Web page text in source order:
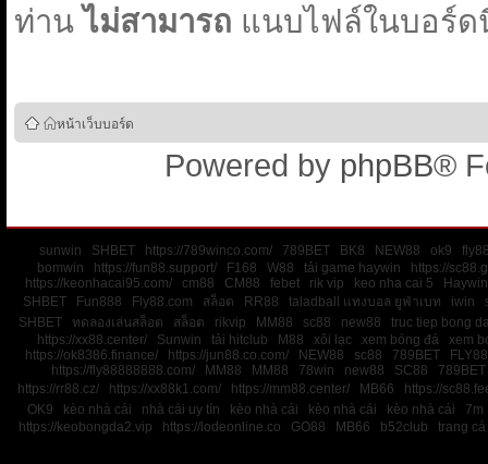
ท่านไม่สามารถ แนบไฟล์ในบอร์ด
หน้าเว็บบอร์ด
Powered by phpBB®
sunwin SHBET https://789winco.com/ 789BET BK8 NEW88 ok9
bomwin
https://fun88.support/ F168 W88 tải game haywin
https://
https://keonhacai95.com/
cm88 CM88 febet rik vip keo nha cai 5
Haywin
SHBET
Fun888 Fly88.com สล็อต RR88 taladball แทงบอล ยูฟ่าเบท iwin
SHBET
ทดลองเล่นสล็อต สล็อต rikvip MM88 sc88 new88
truc tiep bong
https://xx88.center/
Sunwin tải hitclub M88 xôi lạc xem bóng đá
xem
https://ok8386.finance/
https://jun88.co.com/ NEW88 sc88 789BET
FLY88
https://fly88888888.com/
MM88 MM88 78win new88 SC88
789BET
https://rr88.cz/
https://xx88k1.com/ https://mm88.center/ MB66
https://
OK9
kèo nhà cái nhà cái uy tín kèo nhà cái kèo nhà cái kèo nhà cái
7m
https://keobongda2.vip
https://lodeonline.co GO88 MB66 b52club trang